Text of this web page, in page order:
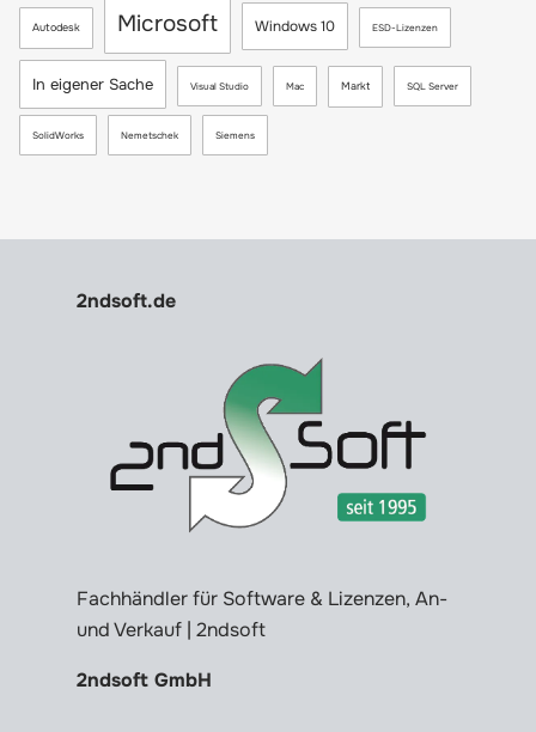
Autodesk Microsoft Windows 10 ESD-Lizenzen
In eigener Sache Visual Studio Mac Markt SQL Server
SolidWorks Nemetschek Siemens
2ndsoft.de
Fachhändler für Software & Lizenzen, An-
und Verkauf | 2ndsoft
2ndsoft GmbH